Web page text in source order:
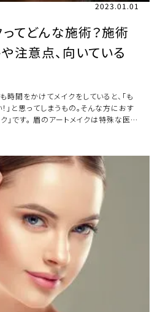
2023.01.01
てどんな施術？施術
注意点、向いている
間をかけてメイクをしていると、「も
」と思ってしまうもの。そんな方におす
」です。 眉のアートメイクは特殊な医